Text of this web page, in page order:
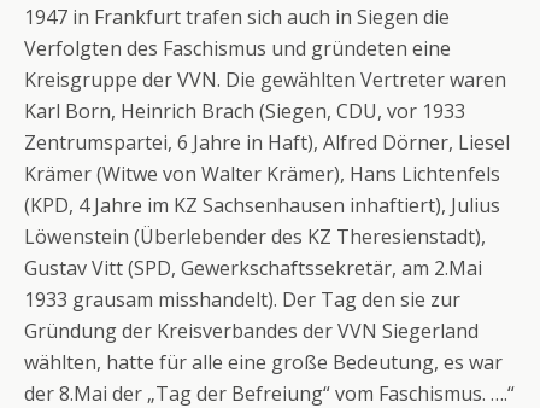
1947 in Frankfurt trafen sich auch in Siegen die
Verfolgten des Faschismus und gründeten eine
Kreisgruppe der VVN. Die gewählten Vertreter waren
Karl Born, Heinrich Brach (Siegen, CDU, vor 1933
Zentrumspartei, 6 Jahre in Haft), Alfred Dörner, Liesel
Krämer (Witwe von Walter Krämer), Hans Lichtenfels
(KPD, 4 Jahre im KZ Sachsenhausen inhaftiert), Julius
Löwenstein (Überlebender des KZ Theresienstadt),
Gustav Vitt (SPD, Gewerkschaftssekretär, am 2.Mai
1933 grausam misshandelt). Der Tag den sie zur
Gründung der Kreisverbandes der VVN Siegerland
wählten, hatte für alle eine große Bedeutung, es war
der 8.Mai der „Tag der Befreiung“ vom Faschismus. ….“